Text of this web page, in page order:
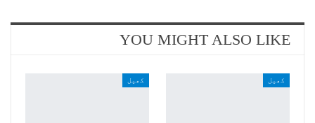
YOU MIGHT ALSO LIKE
کھیل کھیل